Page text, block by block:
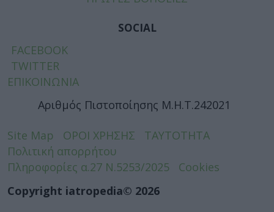
SOCIAL
FACEBOOK
TWITTER
ΕΠΙΚΟΙΝΩΝΙΑ
Αριθμός Πιστοποίησης Μ.Η.Τ.242021
Site Map ΟΡΟΙ ΧΡΗΣΗΣ
ΤΑΥΤΟΤΗΤΑ
Πολιτική απορρήτου
Πληροφορίες α.27 Ν.5253/2025
Cookies
Copyright iatropedia© 2026